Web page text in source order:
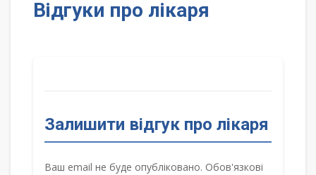
Відгуки про лікаря
Залишити відгук про лікаря
Ваш email не буде опубліковано. Обов'язкові